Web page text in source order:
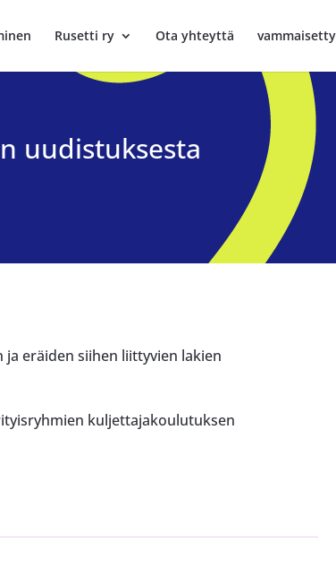
Rusetti ry Ota yhteyttä
uudistuksesta
eräiden siihen liittyvien lakien
kuljettajakoulutuksen